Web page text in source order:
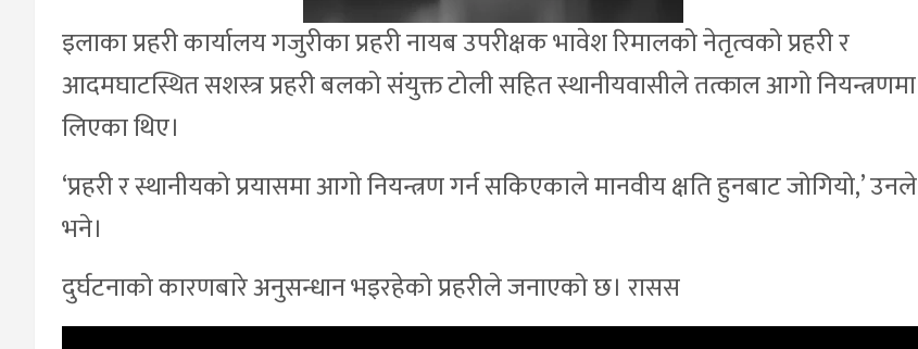
इलाका प्रहरी कार्यालय गजुरीका प्रहरी नायब उपरीक्षक भावेश रिमालको नेतृत्वको प्रहरी र
आदमघाटस्थित सशस्त्र प्रहरी बलको संयुक्त टोली सहित स्थानीयवासीले तत्काल आगो नियन्त्रणमा
लिएका थिए।
‘प्रहरी र स्थानीयको प्रयासमा आगो नियन्त्रण गर्न सकिएकाले मानवीय क्षति हुनबाट जोगियो,’ उनले
भने।
दुर्घटनाको कारणबारे अनुसन्धान भइरहेको प्रहरीले जनाएको छ। रासस